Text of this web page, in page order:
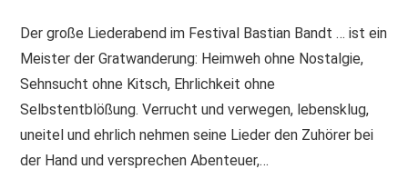
ARCHIV
PRINT & CDS
IMPRESSUM
Der große Liederabend im Festival Bastian Bandt … ist ein
Meister der Gratwanderung: Heimweh ohne Nostalgie,
Sehnsucht ohne Kitsch, Ehrlichkeit ohne
Selbstentblößung. Verrucht und verwegen, lebensklug,
uneitel und ehrlich nehmen seine Lieder den Zuhörer bei
der Hand und versprechen Abenteuer,…